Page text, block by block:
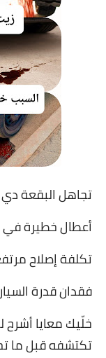
تجاهل البقعة
أعطال خطيرة في
تكلفة إصلاح
فقدان قدرة
خلّيك معايا
تكتشفه قبل ما